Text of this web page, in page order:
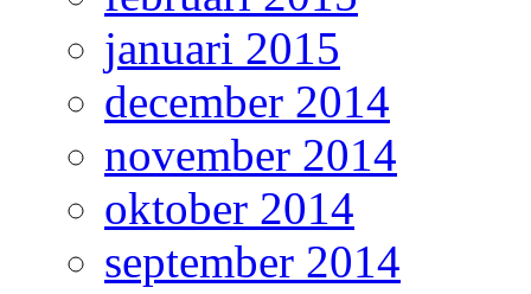
januari 2015
december 2014
november 2014
oktober 2014
september 2014